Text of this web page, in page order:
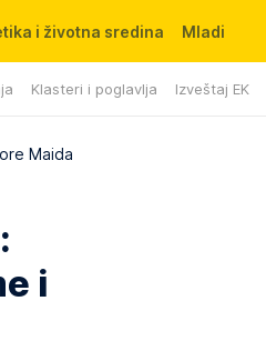
Klasteri i poglavlja Izveštaj EK
i životna sredina Mladi
Maida
i